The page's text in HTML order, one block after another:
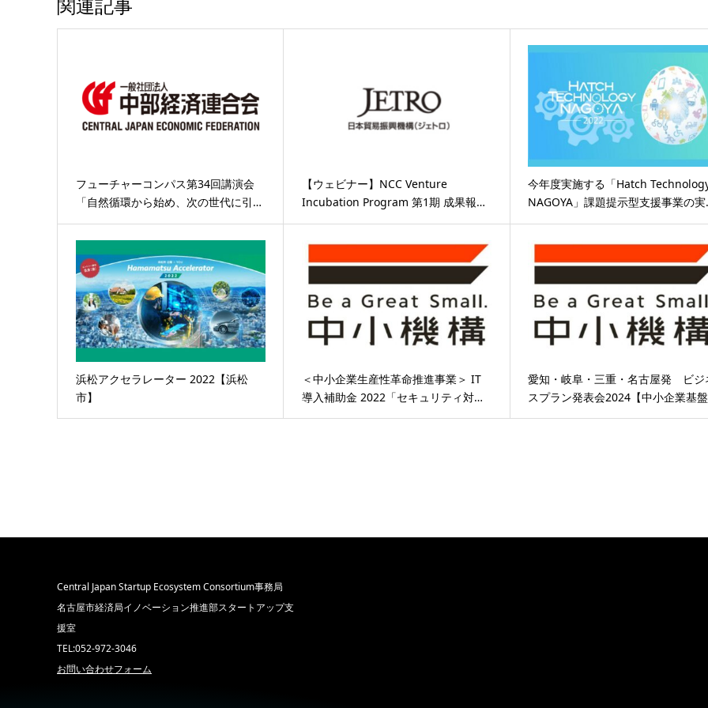
関連記事
フューチャーコンパス第34回講演会
「自然循環から始め、次の世代に引…
【ウェビナー】NCC Venture
Incubation Program 第1期 成果報…
今年度実施する「Hatch
NAGOYA」課題提示型支援事業の
浜松アクセラレーター 2022【浜松
市】
＜中小企業生産性革命推進事業＞ IT
導入補助金 2022「セキュリティ対…
愛知・岐阜・三重・名古屋発 ビジ
スプラン発表会2024【中小企業基
Central Japan Startup Ecosystem Consortium事務局
名古屋市経済局イノベーション推進部スタートアップ支
援室
TEL:052-972-3046
お問い合わせフォーム